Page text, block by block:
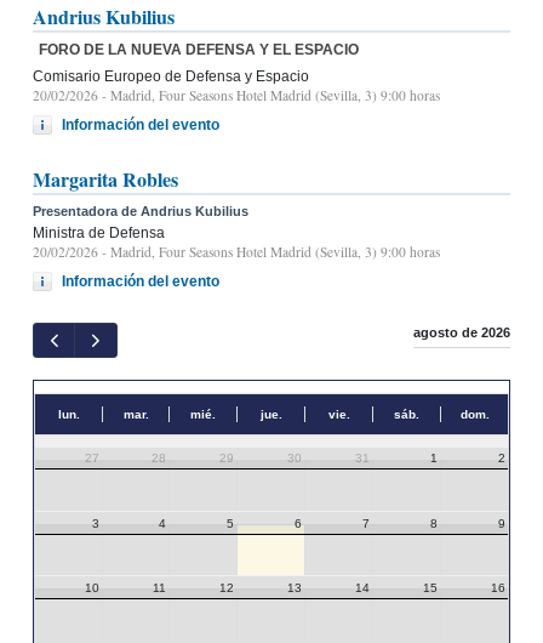
Andrius Kubilius
FORO DE LA NUEVA DEFENSA Y EL ESPACIO
Comisario Europeo de Defensa y Espacio
20/02/2026 - Madrid, Four Seasons Hotel Madrid (Sevilla, 3) 9:00 horas
Información del evento
Margarita Robles
Presentadora de Andrius Kubilius
Ministra de Defensa
20/02/2026 - Madrid, Four Seasons Hotel Madrid (Sevilla, 3) 9:00 horas
Información del evento
agosto de 2026
lun. mar. mié. jue. vie. sáb. dom.
27 28 29 30 31 1 2
3 4 5 6 7 8 9
10 11 12 13 14 15 16